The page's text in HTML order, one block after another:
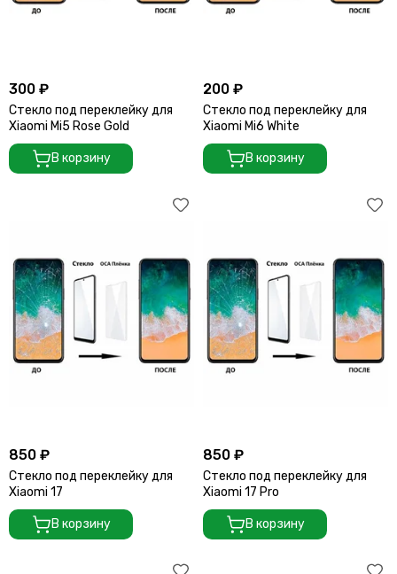
300 ₽
Стекло под переклейку для
Xiaomi Mi5 Rose Gold
В корзину
200 ₽
Стекло под переклейку для
Xiaomi Mi6 White
В корзину
850 ₽
Стекло под переклейку для
Xiaomi 17
В корзину
850 ₽
Стекло под переклейку для
Xiaomi 17 Pro
В корзину